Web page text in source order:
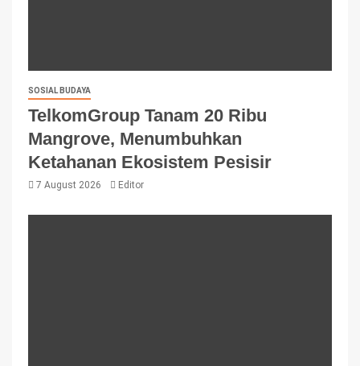
SOSIAL BUDAYA
TelkomGroup Tanam 20 Ribu
Mangrove, Menumbuhkan
Ketahanan Ekosistem Pesisir
7 August 2026 Editor